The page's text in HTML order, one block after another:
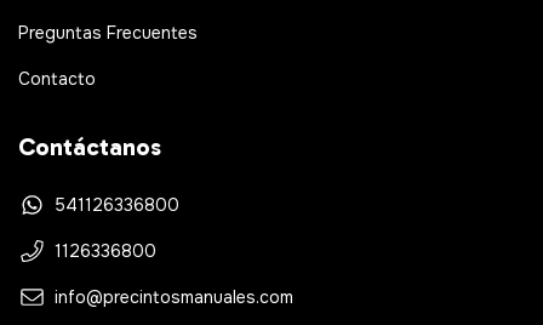
Preguntas Frecuentes
Contacto
Contáctanos
541126336800
1126336800
info@precintosmanuales.com